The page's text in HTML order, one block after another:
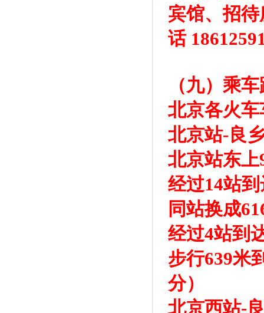
宾馆、招
话
（九）乘
北京各火
北京站-良
北京站东
经过14站
同站换成
经过4站到
步行639米
分）
北京西站-